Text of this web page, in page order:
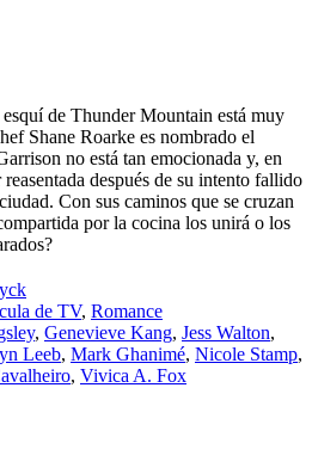
de Thunder Mountain está muy
Shane Roarke es nombrado el
no está tan emocionada y, en
después de su intento fallido
Con sus caminos que se cruzan
por la cocina los unirá o los
de TV, Romance
, Genevieve Kang, Jess Walton,
Leeb, Mark Ghanimé, Nicole Stamp,
, Vivica A. Fox